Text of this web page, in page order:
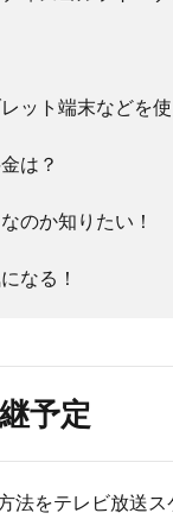
ット端末などを
は？
のか知りたい！
なる！
予定
法をテレビ放送ス